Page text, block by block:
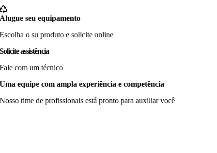
Alugue seu equipamento
Escolha o su produto e solicite online
Solicite assistência
Fale com um técnico
Uma equipe com ampla experiência e competência
Nosso time de profissionais está pronto para auxiliar você